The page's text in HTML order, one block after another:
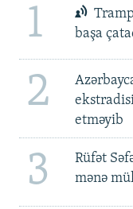
1
başa
2
etməyib
3
Rüfət
mənə